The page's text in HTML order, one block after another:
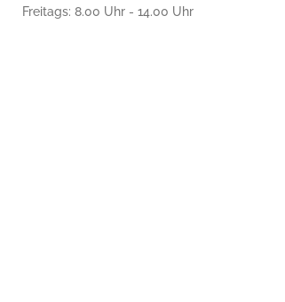
Freitags: 8.00 Uhr - 14.00 Uhr